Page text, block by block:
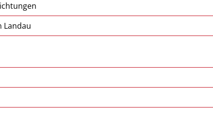
Landau